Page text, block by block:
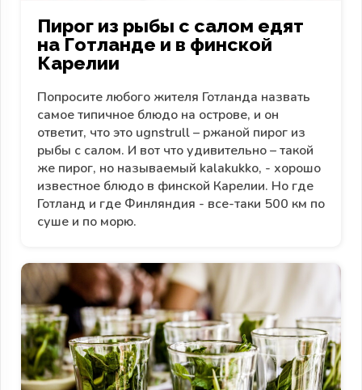
Пирог из рыбы с салом едят
на Готланде и в финской
Карелии
Попросите любого жителя Готланда назвать
самое типичное блюдо на острове, и он
ответит, что это ugnstrull – ржаной пирог из
рыбы с салом. И вот что удивительно – такой
же пирог, но называемый kalakukko, - хорошо
известное блюдо в финской Карелии. Но где
Готланд и где Финляндия - все-таки 500 км по
суше и по морю.